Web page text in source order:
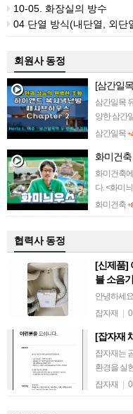
10-05. 화장실의 방수
04 단열 방식(내단열, 외단열)에
회원사 동정
[삼간일
삼간일목
양한 삼간
관심 부탁드
삼간일목+4
화미건
화미건축
다. <화미
려 합니다.
화미건축+8
협력사 동정
[신제품]
블 소음
안녕하세
협소하여
벤트 플렉
잡자재
[잡자재
잡자재는
환경을 실
는 기업입
잡자재